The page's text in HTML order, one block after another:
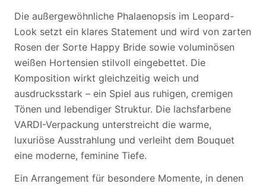
Die außergewöhnliche Phalaenopsis im Leopard-
Look setzt ein klares Statement und wird von zarten
Rosen der Sorte Happy Bride sowie voluminösen
weißen Hortensien stilvoll eingebettet. Die
Komposition wirkt gleichzeitig weich und
ausdrucksstark – ein Spiel aus ruhigen, cremigen
Tönen und lebendiger Struktur. Die lachsfarbene
VARDI-Verpackung unterstreicht die warme,
luxuriöse Ausstrahlung und verleiht dem Bouquet
eine moderne, feminine Tiefe.
Ein Arrangement für besondere Momente, in denen